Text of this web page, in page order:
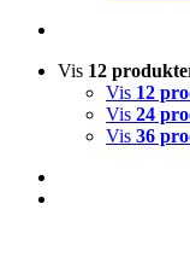
Vis 12
Vis 12
Vis 24
Vis 36